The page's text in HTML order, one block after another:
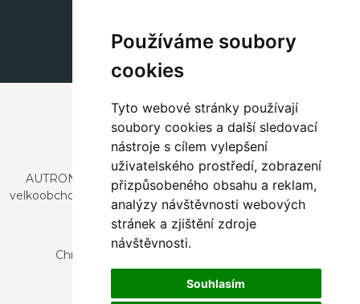
Používáme soubory
cookies
Tyto webové stránky používají
soubory cookies a další sledovací
nástroje s cílem vylepšení
uživatelského prostředí, zobrazení
přizpůsobeného obsahu a reklam,
analýzy návštěvnosti webových
stránek a zjištění zdroje
návštěvnosti.
Souhlasím
AUTRONIC, s.r.o. je společnost zabývající se dovozem a
velkoobchodním prodejem designového i stylového nábytku
a dekorací.
Česká republika
Chrustenice 270, 267 12 Loděnice u Berouna
Slovensko
Nová 366, 032 02 Závažná Poruba